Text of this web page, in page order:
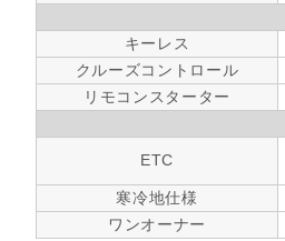
キーレス
クルーズコントロール
リモコンスターター
ETC
寒冷地仕様
ワンオーナー